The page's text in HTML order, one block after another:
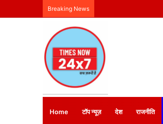
Breaking News
Home टॉप न्यूज़ देश राजनीति